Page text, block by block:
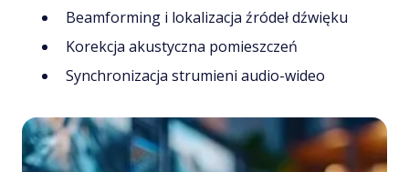
Beamforming i lokalizacja źródeł dźwięku
Korekcja akustyczna pomieszczeń
Synchronizacja strumieni audio-wideo